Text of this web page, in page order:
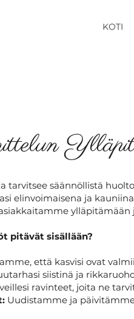
KOTI
tarvitsee säännöllistä
elinvoimaisena ja
pitävät sisällään?
että kasvisi ovat
siistinä ja
ravinteet, joita ne
Uudistamme ja